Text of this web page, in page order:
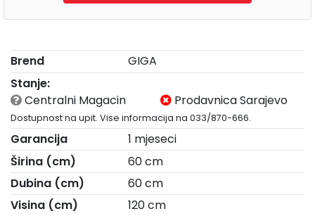
Brend
GIGA
Stanje:
Centralni Magacin
Prodavnica Sarajevo
Dostupnost na upit. Vise informacija na 033/870-666.
Garancija
1 mjeseci
Širina (cm)
60 cm
Dubina (cm)
60 cm
Visina (cm)
120 cm